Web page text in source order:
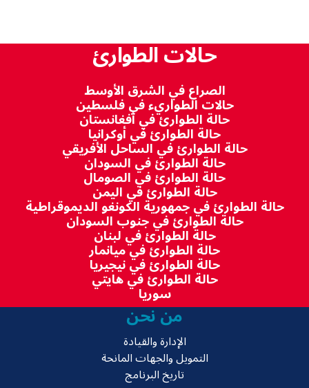
حالات الطوارئ
الصراع في الشرق الأوسط
حالات الطواريء في فلسطين
حالة الطوارئ في أفغانستان
حالة الطوارئ في أوكرانيا
حالة الطوارئ في الساحل الأفريقي
حالة الطوارئ في السودان
حالة الطوارئ في الصومال
حالة الطوارئ في اليمن
حالة الطوارئ في جمهورية الكونغو الديموقراطية
حالة الطوارئ في جنوب السودان
حالة الطوارئ في لبنان
حالة الطوارئ في ميانمار
حالة الطوارئ في نيجيريا
حالة الطوارئ في هايتي
سوريا
من نحن
الإدارة والقيادة
التمويل والجهات المانحة
تاريخ البرنامج